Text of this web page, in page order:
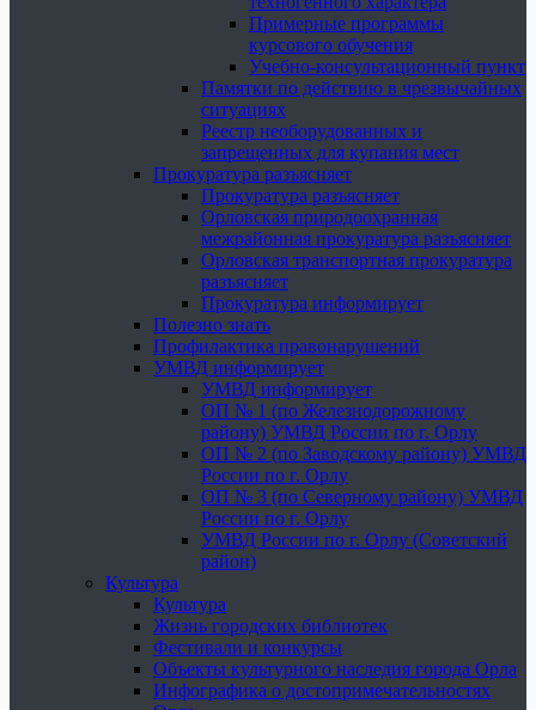
Примерные программы
курсового обучения
Учебно-консультационный пункт
Памятки по действию в чрезвычайных
ситуациях
Реестр необорудованных и
запрещенных для купания мест
Прокуратура разъясняет
Прокуратура разъясняет
Орловская природоохранная
межрайонная прокуратура разъясняет
Орловская транспортная прокуратура
разъясняет
Прокуратура информирует
Полезно знать
Профилактика правонарушений
УМВД информирует
УМВД информирует
ОП № 1 (по Железнодорожному
району) УМВД России по г. Орлу
ОП № 2 (по Заводскому району) УМВД
России по г. Орлу
ОП № 3 (по Северному району) УМВД
России по г. Орлу
УМВД России по г. Орлу (Советский
район)
Культура
Культура
Жизнь городских библиотек
Фестивали и конкурсы
Объекты культурного наследия города Орла
Инфографика о достопримечательностях